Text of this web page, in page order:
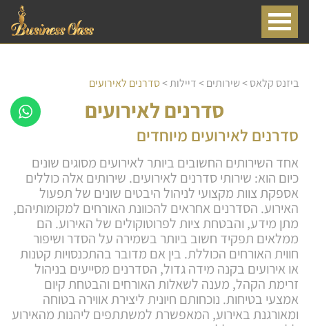
ביזנס קלאס>שירותים>דיילות>סדרנים לאירועים
סדרנים לאירועים
סדרנים לאירועים מיוחדים
אחד השירותים החשובים ביותר לאירועים מסוגים שונים
כיום הוא: שירותי סדרנים לאירועים. שירותים אלה כוללים
אספקת צוות מקצועי לניהול היבטים שונים של תפעול
האירוע. הסדרנים אחראים להכוונת האורחים למקומותיהם,
מתן מידע, והבטחת ציות לפרוטוקולים של האירוע. הם
ממלאים תפקיד חשוב ביותר בשמירה על הסדר ושיפור
חווית האורחים הכוללת. בין אם מדובר בהתכנסויות קטנות
או אירועים בקנה מידה גדול, הסדרנים מסייעים בניהול
זרימת הקהל, מענה לשאלות האורחים והבטחת קיום
אמצעי בטיחות. נוכחותם חיונית ליצירת אווירה בטוחה
ומאורגנת באירוע, המאפשרת למשתתפים ליהנות מהאירוע